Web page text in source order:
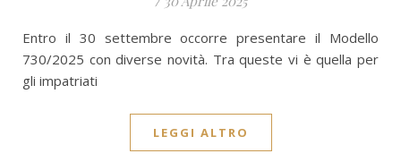
Entro il 30 settembre occorre presentare il Modello
730/2025 con diverse novità. Tra queste vi è quella per
gli impatriati
LEGGI ALTRO